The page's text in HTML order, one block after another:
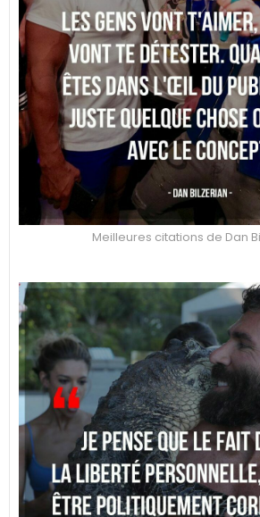
Meilleures citations de Dan